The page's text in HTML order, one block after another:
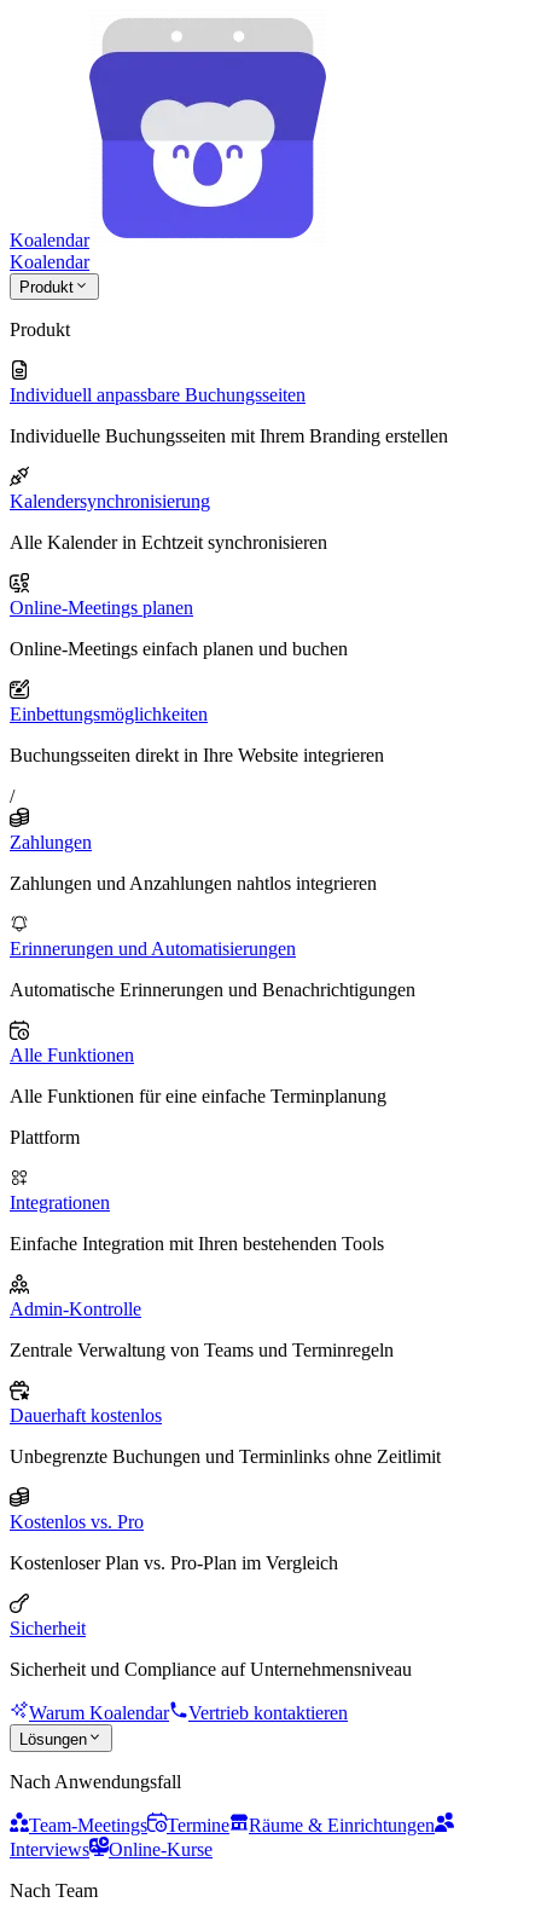
Koalendar
Koalendar
Produkt
Produkt
Individuell anpassbare Buchungsseiten
Individuelle Buchungsseiten mit Ihrem Branding erstellen
Kalendersynchronisierung
Alle Kalender in Echtzeit synchronisieren
Online-Meetings planen
Online-Meetings einfach planen und buchen
Einbettungsmöglichkeiten
Buchungsseiten direkt in Ihre Website integrieren
/
Zahlungen
Zahlungen und Anzahlungen nahtlos integrieren
Erinnerungen und Automatisierungen
Automatische Erinnerungen und Benachrichtigungen
Alle Funktionen
Alle Funktionen für eine einfache Terminplanung
Plattform
Integrationen
Einfache Integration mit Ihren bestehenden Tools
Admin-Kontrolle
Zentrale Verwaltung von Teams und Terminregeln
Dauerhaft kostenlos
Unbegrenzte Buchungen und Terminlinks ohne Zeitlimit
Kostenlos vs. Pro
Kostenloser Plan vs. Pro-Plan im Vergleich
Sicherheit
Sicherheit und Compliance auf Unternehmensniveau
Warum Koalendar Vertrieb kontaktieren
Lösungen
Nach Anwendungsfall
Team-Meetings Termine
Räume & Einrichtungen
Interviews
Online-Kurse
Nach Team